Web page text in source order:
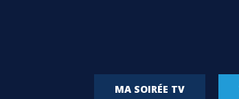
MA SOIRÉE TV